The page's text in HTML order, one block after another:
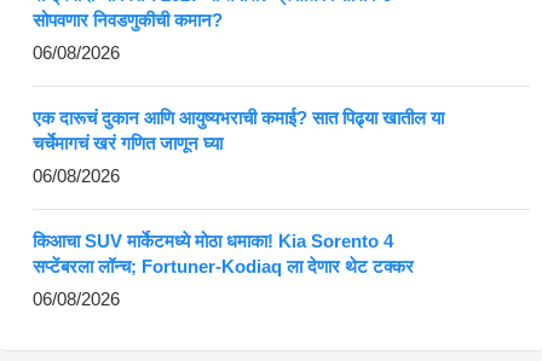
सोपवणार निवडणुकीची कमान?
06/08/2026
एक दारूचं दुकान आणि आयुष्यभराची कमाई? सात पिढ्या खातील या
चर्चेमागचं खरं गणित जाणून घ्या
06/08/2026
किआचा SUV मार्केटमध्ये मोठा धमाका! Kia Sorento 4
सप्टेंबरला लॉन्च; Fortuner-Kodiaq ला देणार थेट टक्कर
06/08/2026